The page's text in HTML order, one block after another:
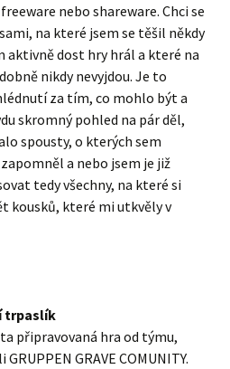
nebo shareware. Chci se
na které jsem se těšil někdy
aktivně dost hry hrál a které na
nikdy nevyjdou. Je to
za tím, co mohlo být a
skromný pohled na pár děl,
spousty, o kterých sem
a nebo jsem je již
tedy všechny, na které si
kousků, které mi utkvěly v
trpaslík
připravovaná hra od týmu,
GRAVE COMUNITY.